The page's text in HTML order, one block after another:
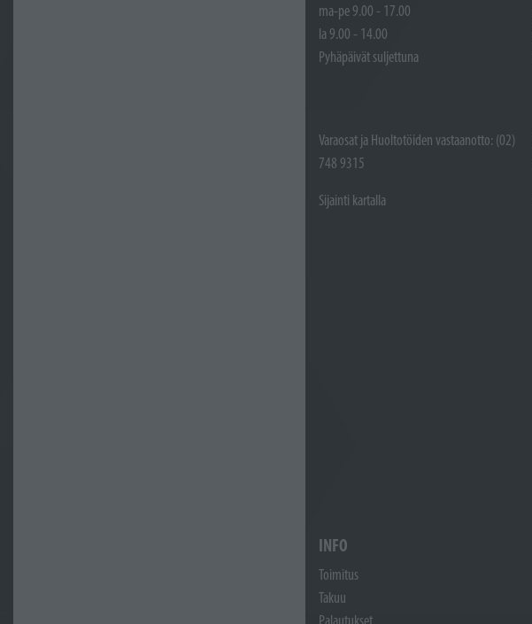
ma-pe 9.00 - 17.00
la 9.00 - 14.00
Pyhäpäivät suljettuna
Varaosat ja Huoltotöiden vastaanotto: (02)
748 9315
Sijainti kartalla
INFO
Toimitus
Takuu
Palautukset